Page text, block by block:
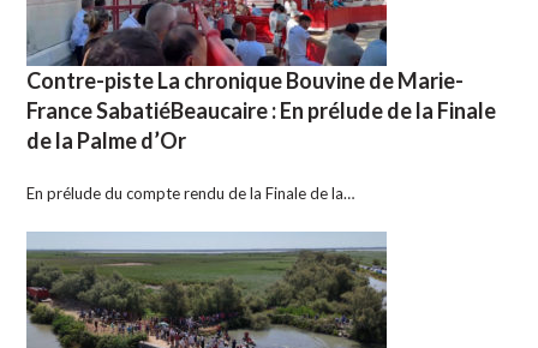
Contre-piste La chronique Bouvine de Marie-
France SabatiéBeaucaire : En prélude de la Finale
de la Palme d’Or
En prélude du compte rendu de la Finale de la…